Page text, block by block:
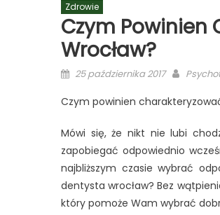
Zdrowie
Czym Powinien
Wrocław?
Posted
25 października 2017 Author
Czym powinien
Mówi się, że nikt nie lubi
zapobiegać odpowiednio
najbliższym czasie wybrać
dentysta wrocław? Bez
który pomoże Wam wybrać